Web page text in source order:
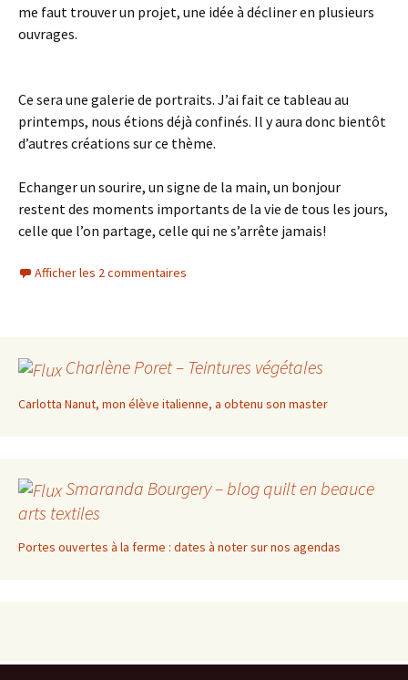
me faut trouver un projet, une idée à décliner en plusieurs
ouvrages.
Ce sera une galerie de portraits. J’ai fait ce tableau au
printemps, nous étions déjà confinés. Il y aura donc bientôt
d’autres créations sur ce thème.
Echanger un sourire, un signe de la main, un bonjour
restent des moments importants de la vie de tous les jours,
celle que l’on partage, celle qui ne s’arrête jamais!
Afficher les 2 commentaires
Charlène Poret – Teintures végétales
Carlotta Nanut, mon élève italienne, a obtenu son master
Smaranda Bourgery – blog quilt en beauce
arts textiles
Portes ouvertes à la ferme : dates à noter sur nos agendas